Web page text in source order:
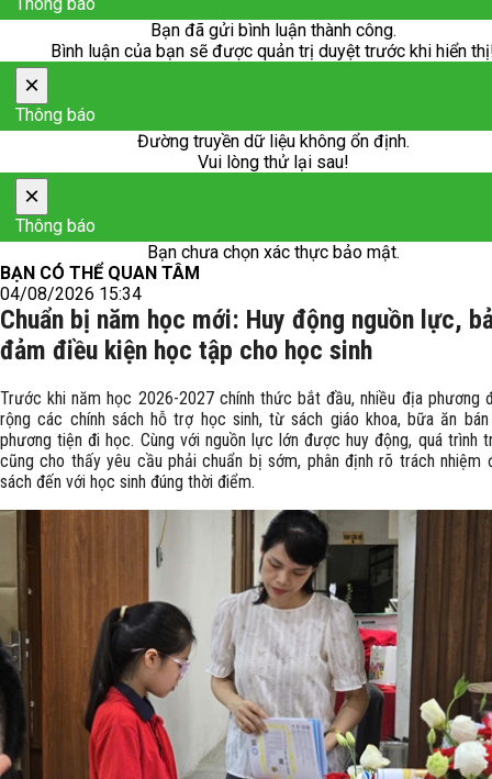
Bạn đã gửi bình luận thành công.
Bình luận của bạn sẽ được quản trị duyệt trước khi hiển
×
Thông báo
Đường truyền dữ liệu không ổn định.
Vui lòng thử lại sau!
×
Thông báo
Bạn chưa chọn xác thực bảo mật.
BẠN CÓ THỂ QUAN TÂM
04/08/2026 15:34
Chuẩn bị năm học mới: Huy động nguồn lực,
đảm điều kiện học tập cho học sinh
Trước khi năm học 2026-2027 chính thức bắt đầu, nhiều địa phương
rộng các chính sách hỗ trợ học sinh, từ sách giáo khoa, bữa ăn
phương tiện đi học. Cùng với nguồn lực lớn được huy động, quá trình
cũng cho thấy yêu cầu phải chuẩn bị sớm, phân định rõ trách nhiệm
sách đến với học sinh đúng thời điểm.